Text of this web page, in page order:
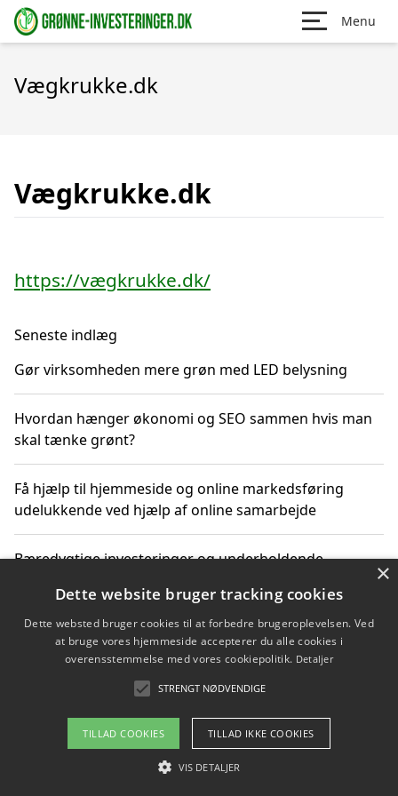
Menu
Vægkrukke.dk
Vægkrukke.dk
https://vægkrukke.dk/
Seneste indlæg
Gør virksomheden mere grøn med LED belysning
Hvordan hænger økonomi og SEO sammen hvis man
skal tænke grønt?
Få hjælp til hjemmeside og online markedsføring
udelukkende ved hjælp af online samarbejde
Bæredygtige investeringer og underholdende
Sådan kan online møder for virksomheder fremme
grønne investeringer
Copyright 2026 - Pilanto Aps
Om / kontakt
×
Dette website bruger tracking cookies
Dette websted bruger cookies til at forbedre brugeroplevelsen. Ved
at bruge vores hjemmeside accepterer du alle cookies i
overensstemmelse med vores cookiepolitik. Detaljer
STRENGT NØDVENDIGE
TILLAD COOKIES TILLAD IKKE COOKIES
VIS DETALJER